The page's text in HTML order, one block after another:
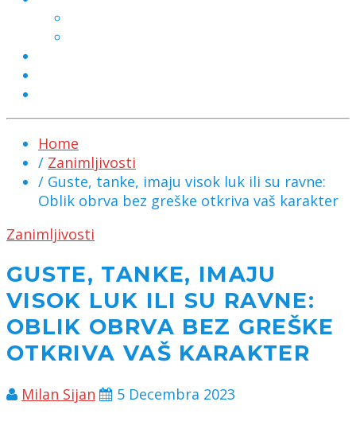
Home
/ Zanimljivosti
/ Guste, tanke, imaju visok luk ili su ravne:
Oblik obrva bez greške otkriva vaš karakter
Zanimljivosti
GUSTE, TANKE, IMAJU
VISOK LUK ILI SU RAVNE:
OBLIK OBRVA BEZ GREŠKE
OTKRIVA VAŠ KARAKTER
Milan Sijan 5 Decembra 2023